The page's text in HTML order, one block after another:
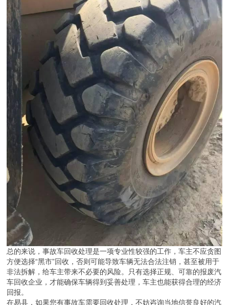
总的来说，事故车回收处理是一项专业性较强的工作，车主不应贪图
方便选择“黑市”回收，否则可能导致车辆无法合法注销，甚至被用于
非法拆解，给车主带来不必要的风险。只有选择正规、可靠的报废汽
车回收企业，才能确保车辆得到妥善处理，车主也能获得合理的经济
回报。
在易县，如果您有事故车需要回收处理，不妨咨询当地信誉良好的汽